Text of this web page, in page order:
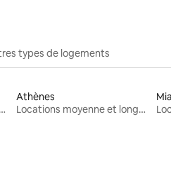
types de logements
Locations moyenne et longue durée
Athènes
Locations moyenne et longue durée